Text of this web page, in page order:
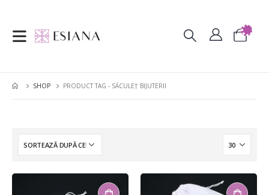
SHOP PRODUCT TAG - SĂCULEȚ BIJUTERII